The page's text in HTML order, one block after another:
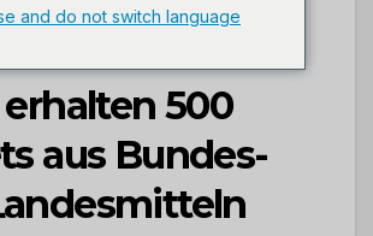
der
500
aus Bundes-
and do not switch language